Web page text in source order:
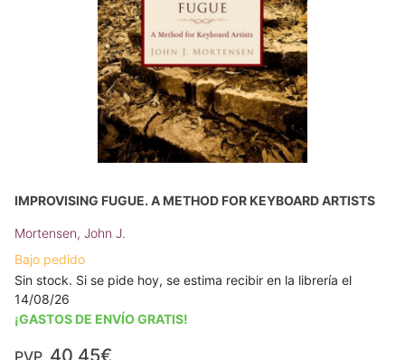
IMPROVISING FUGUE. A METHOD FOR KEYBOARD ARTISTS
Mortensen, John J.
Bajo pedido
Sin stock. Si se pide hoy, se estima recibir en la librería el
14/08/26
¡GASTOS DE ENVÍO GRATIS!